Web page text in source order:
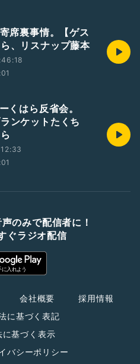
席裏事情。【ゲス
、リスナップ藤本
はら反省会。
ランケットたくち
のみで配信者に！
ぐラジオ配信
会社概要
採用情報
に基づく表記
に基づく表示
バシーポリシー